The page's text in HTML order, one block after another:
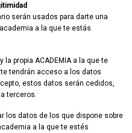
serán usados para darte una
a la que te estás
la propia ACADEMIA a la que te
tendrán acceso a los datos
estos datos serán cedidos,
terceros.
los datos de los que dispone sobre
a la que te estés